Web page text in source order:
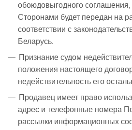
обоюдовыгодного
Сторонами будет передан на
соответствии с
Беларусь.
Признание судом
положения настоящего
недействительность его
Продавец имеет право
адрес и телефонные номера
рассылки информационных